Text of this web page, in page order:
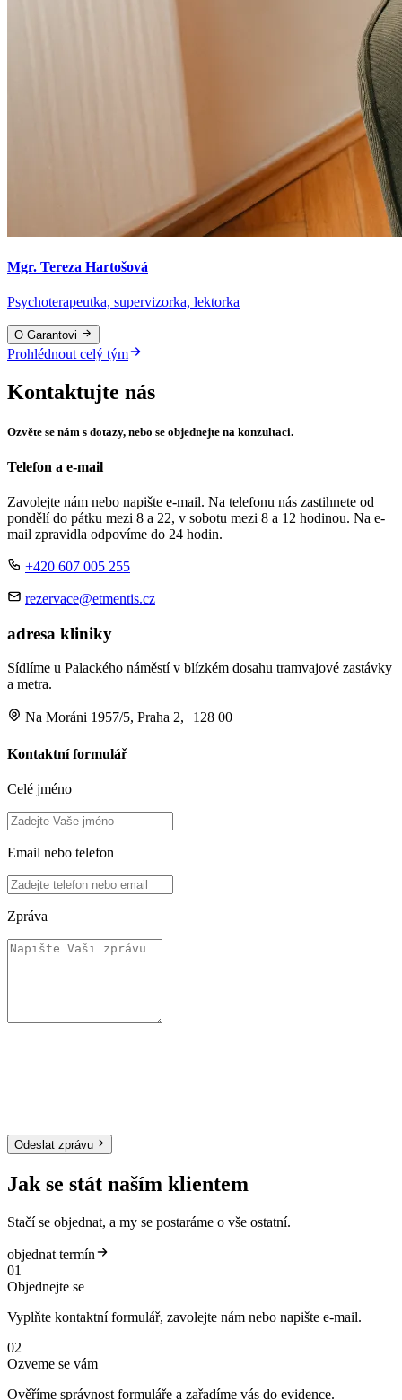
Mgr. Tereza Hartošová
Psychoterapeutka, supervizorka, lektorka
O Garantovi
Prohlédnout celý tým
Kontaktujte nás
Ozvěte se nám s dotazy, nebo se objednejte na konzultaci.
Telefon a e-mail
Zavolejte nám nebo napište e-mail. Na telefonu nás zastihnete od
pondělí do pátku mezi 8 a 22, v sobotu mezi 8 a 12 hodinou. Na e-
mail zpravidla odpovíme do 24 hodin.
+420 607 005 255
rezervace@etmentis.cz
adresa kliniky
Sídlíme u Palackého náměstí v blízkém dosahu tramvajové zastávky
a metra.
Na Moráni 1957/5, Praha 2, 128 00
Kontaktní formulář
Celé jméno
Email nebo telefon
Zpráva
Odeslat zprávu
Jak se stát naším klientem
Stačí se objednat, a my se postaráme o vše ostatní.
objednat termín
01
Objednejte se
Vyplňte kontaktní formulář, zavolejte nám nebo napište e-mail.
02
Ozveme se vám
Ověříme správnost formuláře a zařadíme vás do evidence.